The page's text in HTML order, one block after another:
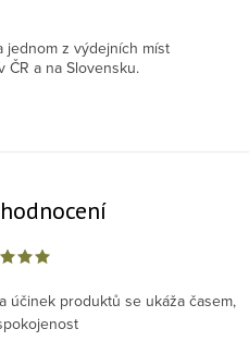
jednom z výdejních míst
ČR a na Slovensku.
účinek produktů se ukáža časem,